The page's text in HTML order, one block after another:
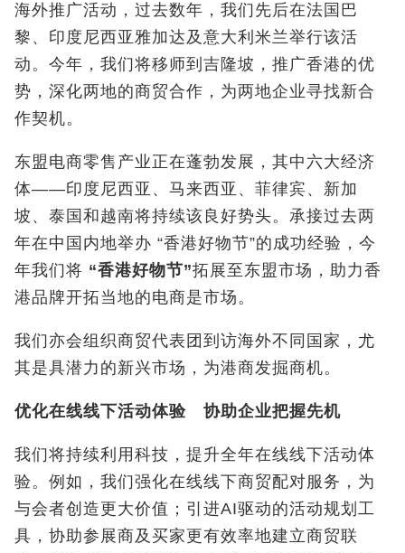
海外推广活动，过去数年，我们先后在法国巴
黎、印度尼西亚雅加达及意大利米兰举行该活
动。今年，我们将移师到吉隆坡，推广香港的优
势，深化两地的商贸合作，为两地企业寻找新合
作契机。
东盟电商零售产业正在蓬勃发展，其中六大经济
体——印度尼西亚、马来西亚、菲律宾、新加
坡、泰国和越南将持续该良好势头。承接过去两
年在中国内地举办 “香港好物节”的成功经验，今
年我们将 “香港好物节”拓展至东盟市场，助力香
港品牌开拓当地的电商是市场。
我们亦会组织商贸代表团到访海外不同国家，尤
其是具潜力的新兴市场，为港商发掘商机。
优化在线线下活动体验 协助企业把握先机
我们将持续利用科技，提升全年在线线下活动体
验。例如，我们强化在线线下商贸配对服务，为
与会者创造更大价值；引进AI驱动的活动规划工
具，协助参展商及买家更有效率地建立商贸联